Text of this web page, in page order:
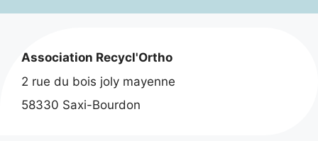
Association Recycl'Ortho
2 rue du bois joly mayenne
58330 Saxi-Bourdon